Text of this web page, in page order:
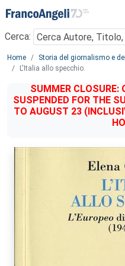
Menu
Cerca:
Main content
Home
Storia del giornalismo e
L'Italia allo specchio.
SUMMER CLOSURE:
SUSPENDED FOR THE
TO AUGUST 23